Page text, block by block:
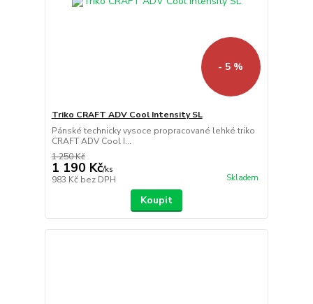
- 5 %
Triko CRAFT ADV Cool Intensity SL
Pánské technicky vysoce propracované lehké triko
CRAFT ADV Cool I...
1 250 Kč
1 190 Kč/ks
983 Kč bez DPH Skladem
Koupit